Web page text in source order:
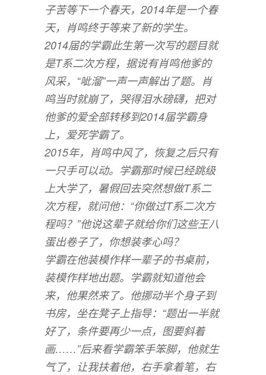
子苦等下一个春天，2014年是一个春
天，肖鸣终于等来了新的学生。
2014届的学霸此生第一次写的题目就
是T系二次方程，据说有肖鸣他爹的
风采，“呲溜”一声一声解出了题。肖
鸣当时就崩了，哭得泪水磅礴，把对
他爹的爱全部转移到2014届学霸身
上，爱死学霸了。
2015年，肖鸣中风了，恢复之后只有
一只手可以动。学霸那时候已经跳级
上大学了，暑假回去突然想做T系二
次方程，就问他：“你做过T系二次方
程吗？”他说这辈子就给你们这些王八
蛋出卷子了，你想装孝心吗？
学霸在他装模作样一辈子的书桌前，
装模作样地出题。学霸就知道他会
来，他果然来了。他挪动半个身子到
书房，坐在凳子上指导：“题出一半就
好了，条件要再少一点，图要斜着
画……”后来看学霸笨手笨脚，他就生
气了，让我扶着他，右手拿着笔，右